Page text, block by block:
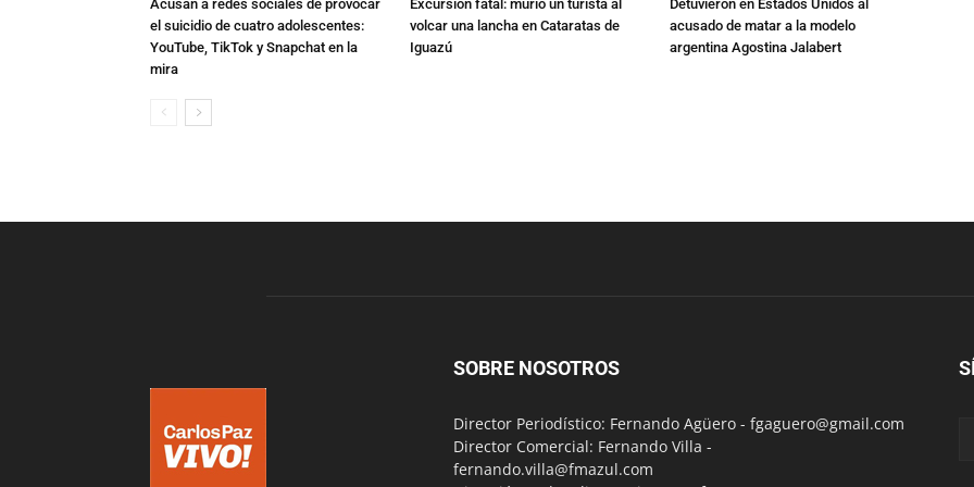
Acusan a redes sociales de provocar
el suicidio de cuatro adolescentes:
YouTube, TikTok y Snapchat en la
mira
Excursión fatal: murió un turista al
volcar una lancha en Cataratas de
Iguazú
Detuvieron en Estados Unidos al
acusado de matar a la modelo
argentina Agostina Jalabert
SOBRE NOSOTROS
Director Periodístico: Fernando Agüero - fgaguero@gmail.com
Director Comercial: Fernando Villa -
fernando.villa@fmazul.com